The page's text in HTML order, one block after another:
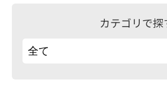
カテゴリで探